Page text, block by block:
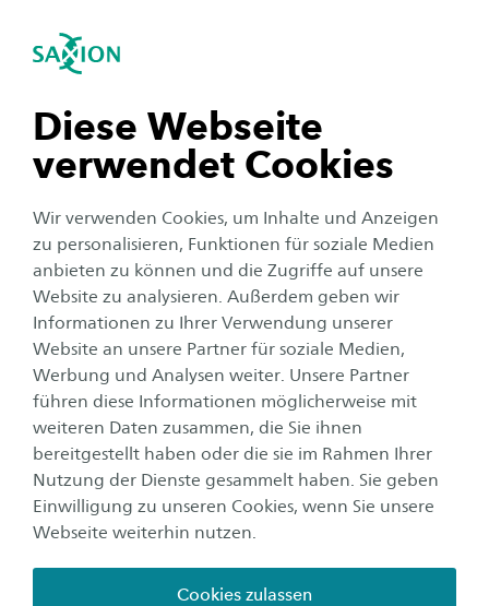
Diese Webseite
verwendet Cookies
Wir verwenden Cookies, um Inhalte und Anzeigen
zu personalisieren, Funktionen für soziale Medien
anbieten zu können und die Zugriffe auf unsere
Website zu analysieren. Außerdem geben wir
Informationen zu Ihrer Verwendung unserer
Website an unsere Partner für soziale Medien,
Werbung und Analysen weiter. Unsere Partner
führen diese Informationen möglicherweise mit
weiteren Daten zusammen, die Sie ihnen
bereitgestellt haben oder die sie im Rahmen Ihrer
Nutzung der Dienste gesammelt haben. Sie geben
Einwilligung zu unseren Cookies, wenn Sie unsere
Webseite weiterhin nutzen.
Cookies zulassen
Navigation öffnen
schließen
Studieren bei Saxion
Ein Studium an der Saxion bietet dir eine
internationale Erfahrung im Nachbarland. Es
erwartet dich mehr als nur Theorie. Bei Saxion
stehst du im Mittelpunkt – mit praxisnahem
Unterricht, persönlicher Betreuung und
wertvollen Berufserfahrungen für deine
Zukunft.